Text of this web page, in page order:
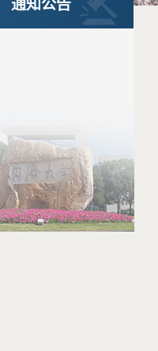
通知公告